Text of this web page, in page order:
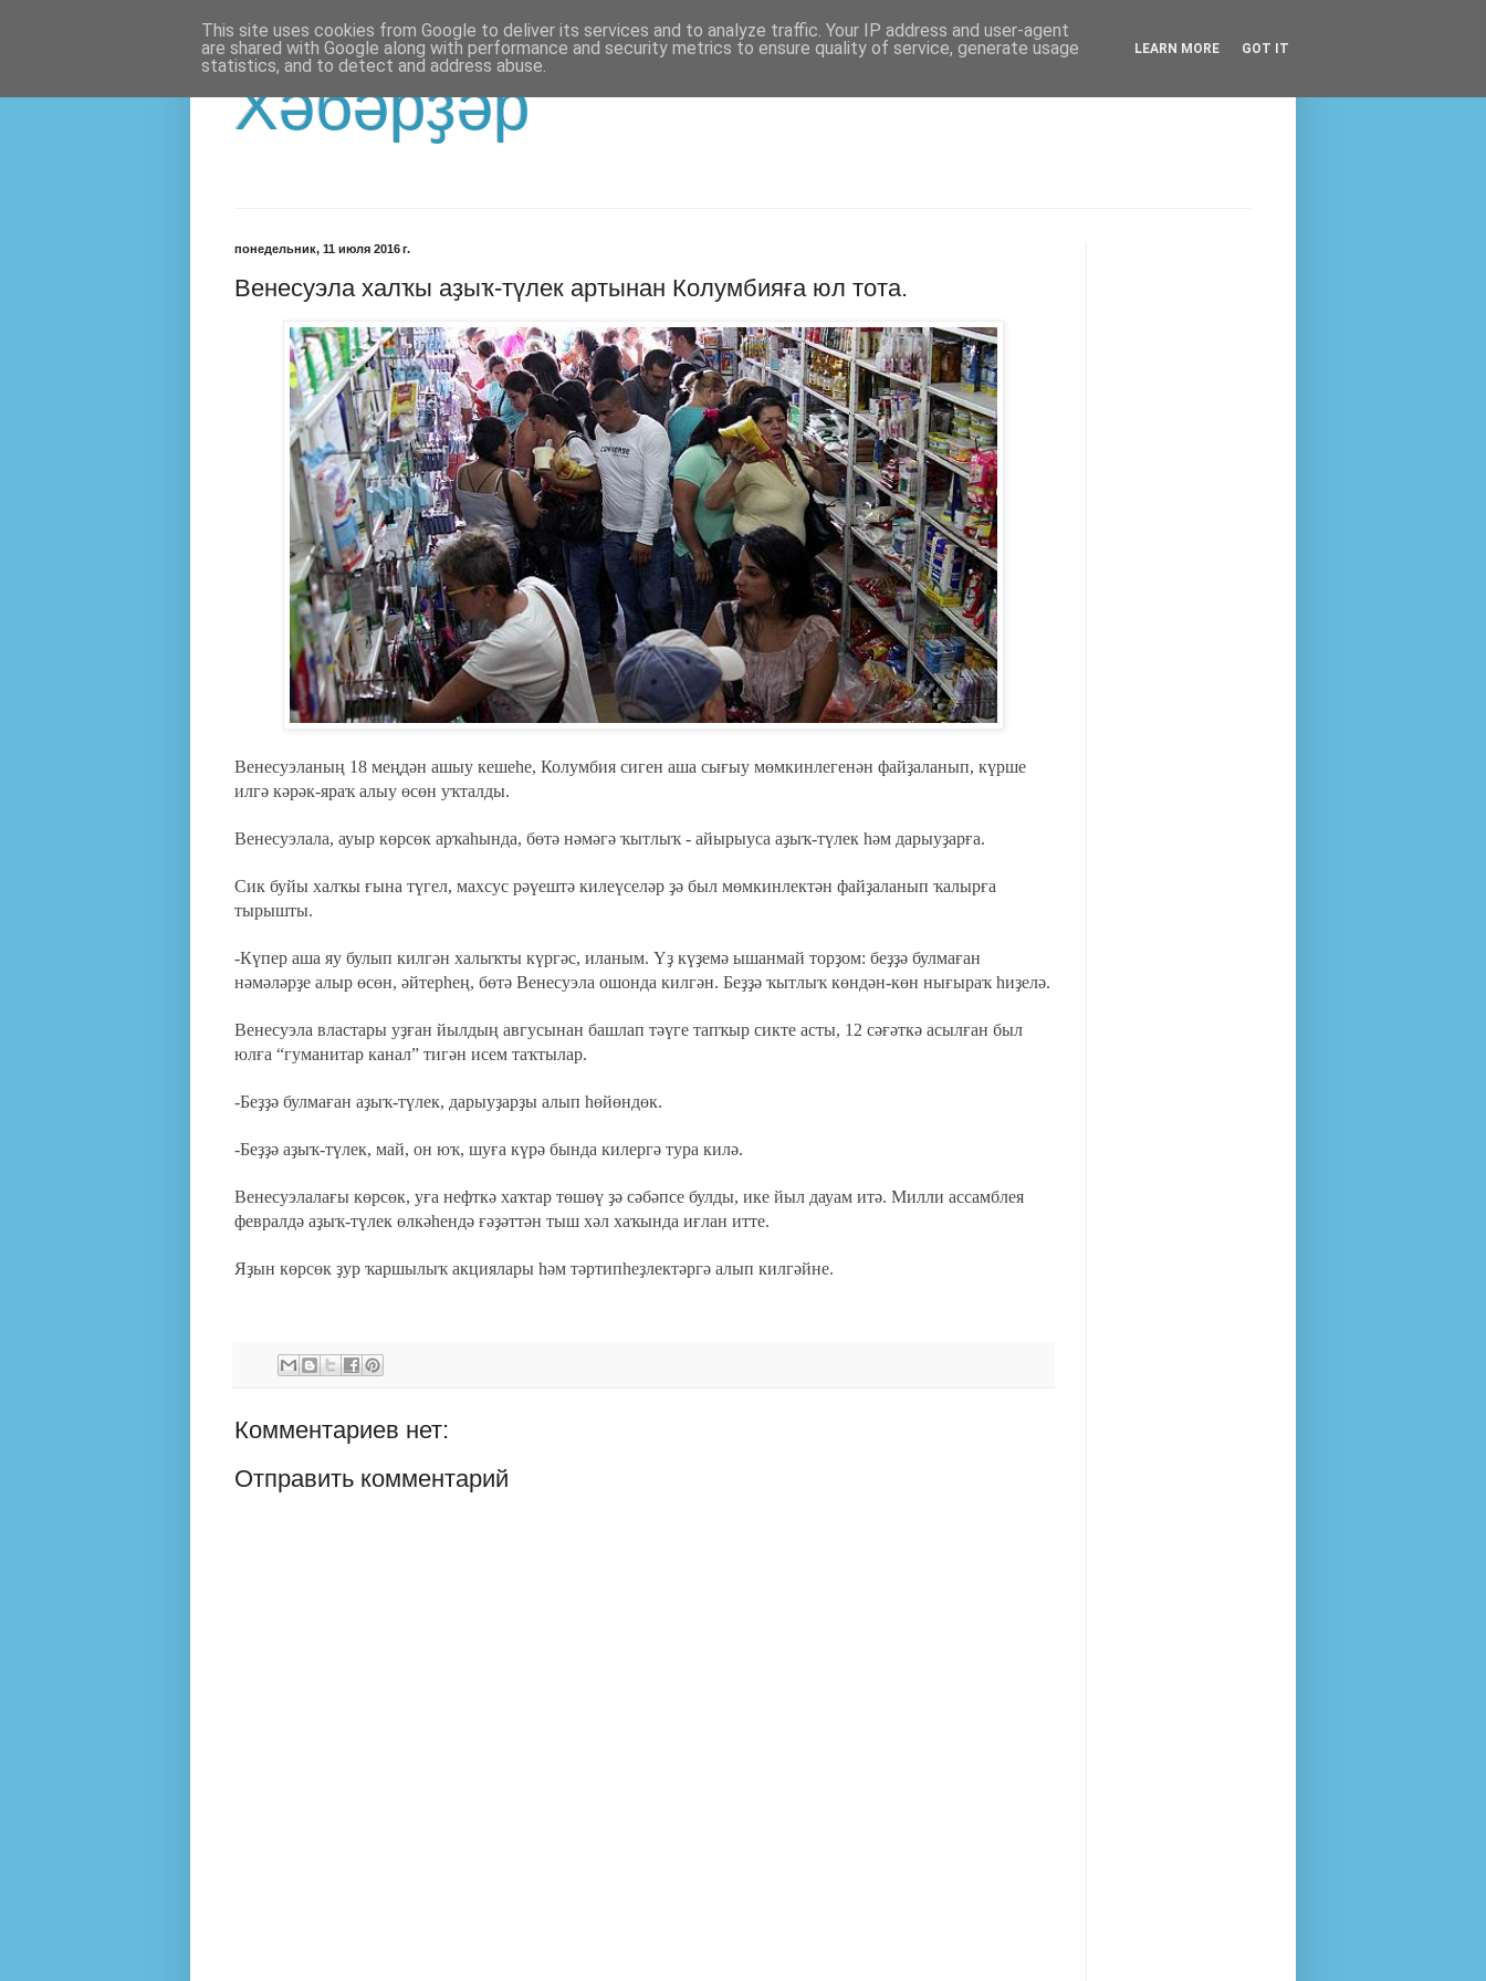
Хәбәрҙәр
понедельник, 11 июля 2016 г.
Венесуэла халҡы аҙыҡ-түлек артынан Колумбияға юл тота.
Венесуэланың 18 меңдән ашыу кешеһе, Колумбия сиген аша сығыу мөмкинлегенән файҙаланып, күрше
илгә кәрәк-яраҡ алыу өсөн уҡталды.
Венесуэлала, ауыр көрсөк арҡаһында, бөтә нәмәгә ҡытлыҡ - айырыуса аҙыҡ-түлек һәм дарыуҙарға.
Сик буйы халҡы ғына түгел, махсус рәүештә килеүселәр ҙә был мөмкинлектән файҙаланып ҡалырға
тырышты.
-Күпер аша яу булып килгән халыҡты күргәс, иланым. Үҙ күҙемә ышанмай торҙом: беҙҙә булмаған
нәмәләрҙе алыр өсөн, әйтерһең, бөтә Венесуэла ошонда килгән. Беҙҙә ҡытлыҡ көндән-көн нығыраҡ һиҙелә.
Венесуэла властары уҙған йылдың авгусынан башлап тәүге тапҡыр сикте асты, 12 сәғәткә асылған был
юлға “гуманитар канал” тигән исем таҡтылар.
-Беҙҙә булмаған аҙыҡ-түлек, дарыуҙарҙы алып һөйөндөк.
-Беҙҙә аҙыҡ-түлек, май, он юҡ, шуға күрә бында килергә тура килә.
Венесуэлалағы көрсөк, уға нефткә хаҡтар төшөү ҙә сәбәпсе булды, ике йыл дауам итә. Милли ассамблея
февралдә аҙыҡ-түлек өлкәһендә ғәҙәттән тыш хәл хаҡында иғлан итте.
Яҙын көрсөк ҙур ҡаршылыҡ акциялары һәм тәртипһеҙлектәргә алып килгәйне.
Комментариев нет:
Отправить комментарий
This site uses cookies from Google to deliver its services and to analyze traffic. Your IP address and user-agent
are shared with Google along with performance and security metrics to ensure quality of service, generate usage
statistics, and to detect and address abuse.
LEARN MORE GOT IT